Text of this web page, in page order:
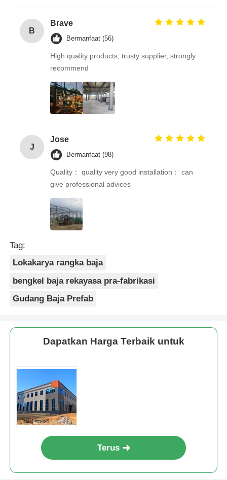
B
Brave
Bermanfaat (56)
High quality products, trusty supplier, strongly
recommend
J
Jose
Bermanfaat (98)
Quality： quality very good installation： can
give professional advices
Tag:
Lokakarya rangka baja
bengkel baja rekayasa pra-fabrikasi
Gudang Baja Prefab
Dapatkan Harga Terbaik untuk
Terus